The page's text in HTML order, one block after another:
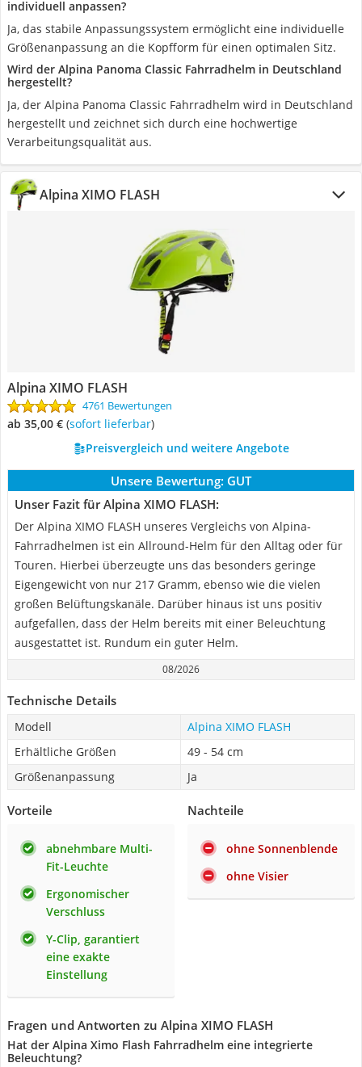
individuell anpassen?
Ja, das stabile Anpassungssystem ermöglicht eine individuelle
Größenanpassung an die Kopfform für einen optimalen Sitz.
Wird der Alpina Panoma Classic Fahrradhelm in Deutschland
hergestellt?
Ja, der Alpina Panoma Classic Fahrradhelm wird in Deutschland
hergestellt und zeichnet sich durch eine hochwertige
Verarbeitungsqualität aus.
Alpina XIMO FLASH
Alpina XIMO FLASH
4761 Bewertungen
ab 35,00 € ( Sofort lieferbar)
Preisvergleich und weitere Angebote
Unsere Bewertung: GUT
Unser Fazit für Alpina XIMO FLASH:
Der Alpina XIMO FLASH unseres Vergleichs von Alpina-
Fahrradhelmen ist ein Allround-Helm für den Alltag oder für
Touren. Hierbei überzeugte uns das besonders geringe
Eigengewicht von nur 217 Gramm, ebenso wie die vielen
großen Belüftungskanäle. Darüber hinaus ist uns positiv
aufgefallen, dass der Helm bereits mit einer Beleuchtung
ausgestattet ist. Rundum ein guter Helm.
08/2026
Technische Details
Modell
Alpina XIMO FLASH
Erhältliche Größen
49 - 54 cm
Größenanpassung
Ja
Vorteile
abnehmbare Multi-
Fit-Leuchte
Ergonomischer
Verschluss
Y-Clip, garantiert
eine exakte
Einstellung
Nachteile
ohne Sonnenblende
ohne Visier
Fragen und Antworten zu Alpina XIMO FLASH
Hat der Alpina Ximo Flash Fahrradhelm eine integrierte
Beleuchtung?